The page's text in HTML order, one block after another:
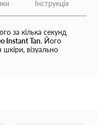
Інструкція
за кілька секунд
Instant Tan. Його
візуально
бронзового,
коли потрібно
засмагу або